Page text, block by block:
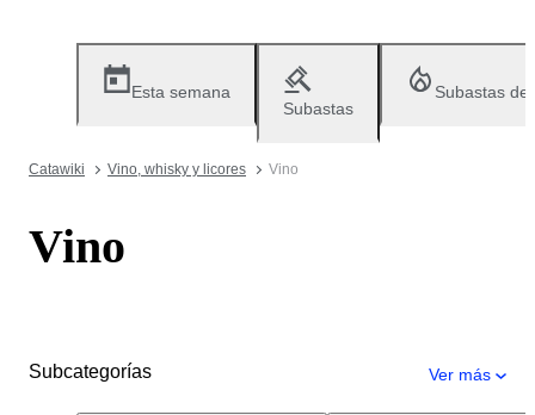
Esta semana
Subastas
Subastas
Catawiki Vino, whisky y licores Vino
Vino
Subcategorías Ver más